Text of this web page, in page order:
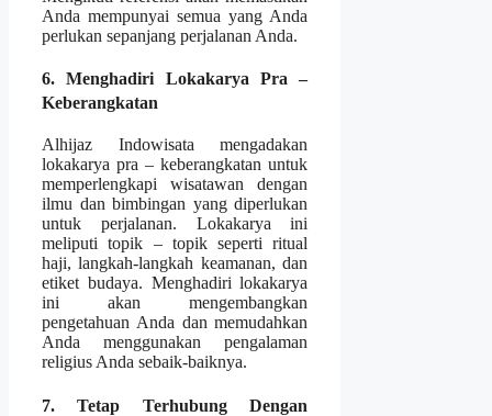
Anda mempunyai semua yang Anda
perlukan sepanjang perjalanan Anda.
6. Menghadiri Lokakarya Pra –
Keberangkatan
Alhijaz Indowisata mengadakan
lokakarya pra – keberangkatan untuk
memperlengkapi wisatawan dengan
ilmu dan bimbingan yang diperlukan
untuk perjalanan. Lokakarya ini
meliputi topik – topik seperti ritual
haji, langkah-langkah keamanan, dan
etiket budaya. Menghadiri lokakarya
ini akan mengembangkan
pengetahuan Anda dan memudahkan
Anda menggunakan pengalaman
religius Anda sebaik-baiknya.
7. Tetap Terhubung Dengan